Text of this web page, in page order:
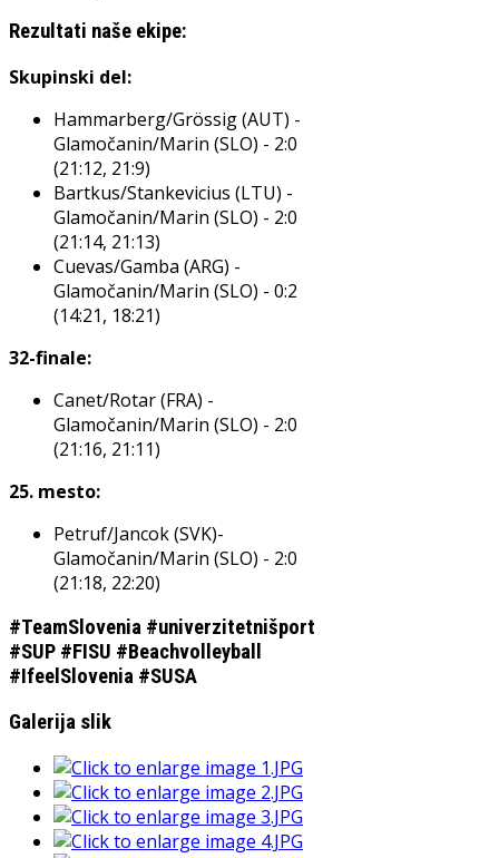
Rezultati naše ekipe:
Skupinski del:
Hammarberg/Grössig (AUT) -
Glamočanin/Marin (SLO) - 2:0
(21:12, 21:9)
Bartkus/Stankevicius (LTU) -
Glamočanin/Marin (SLO) - 2:0
(21:14, 21:13)
Cuevas/Gamba (ARG) -
Glamočanin/Marin (SLO) - 0:2
(14:21, 18:21)
32-finale:
Canet/Rotar (FRA) -
Glamočanin/Marin (SLO) - 2:0
(21:16, 21:11)
25. mesto:
Petruf/Jancok (SVK)-
Glamočanin/Marin (SLO) - 2:0
(21:18, 22:20)
#TeamSlovenia #univerzitetnišport
#SUP #FISU #Beachvolleyball
#IfeelSlovenia #SUSA
Galerija slik